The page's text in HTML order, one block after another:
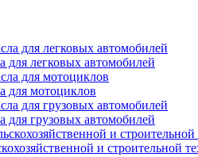
для легковых автомобилей
для мотоциклов
для грузовых автомобилей
и строительной